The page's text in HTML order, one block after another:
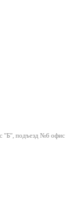
"Б", подъезд №6 офис